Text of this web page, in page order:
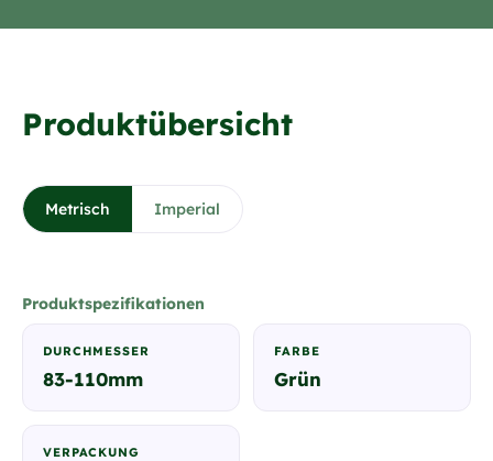
Produktübersicht
Metrisch Imperial
Produktspezifikationen
DURCHMESSER
83-110mm
FARBE
Grün
VERPACKUNG